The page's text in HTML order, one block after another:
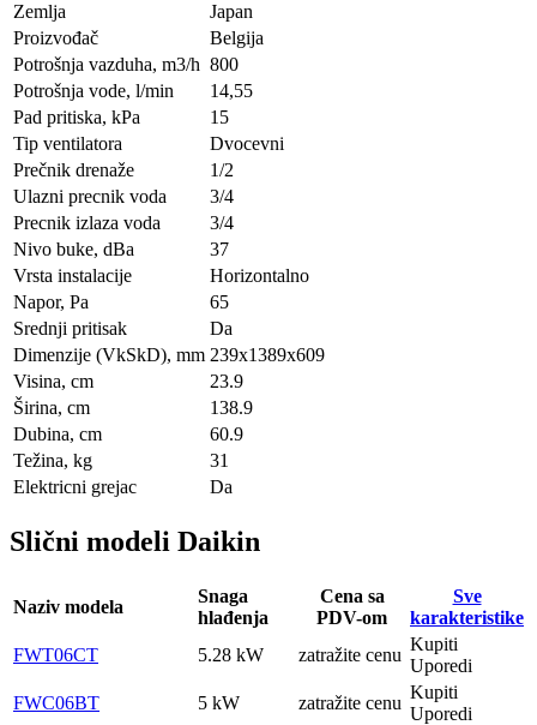
Zemlja
Japan
Proizvođač
Belgija
Potrošnja vazduha, m3/h 800
Potrošnja vode, l/min
14,55
Pad pritiska, kPa
15
Tip ventilatora
Dvocevni
Prečnik drenaže
1/2
Ulazni precnik voda
3/4
Precnik izlaza voda
3/4
Nivo buke, dBa
37
Vrsta instalacije
Horizontalno
Napor, Pa
65
Srednji pritisak
Da
Dimenzije (VkSkD), mm 239x1389x609
Visina, сm
23.9
Širina, сm
138.9
Dubina, сm
60.9
Težina, kg
31
Elektricni grejac
Da
Slični modeli Daikin
Naziv modela
Snaga
hlađenja
Cena sa
PDV-om
Sve
karakteristike
FWT06CT
5.28 kW zatražite cenu
Kupiti
Uporedi
FWC06BT
5 kW zatražite cenu
Kupiti
Uporedi